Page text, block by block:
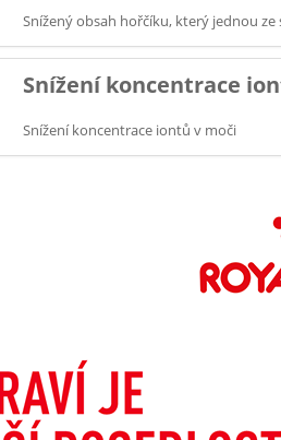
Snížený obsah hořčíku, který jednou
Snížení koncentrace
Snížení koncentrace iontů v moči